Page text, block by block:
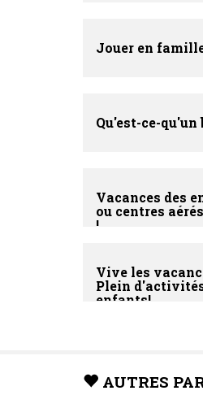
Jouer en
Qu'est-ce-qu'un
Vacances des
ou centres
!
Vive les
Plein
enfants!
AUTRES